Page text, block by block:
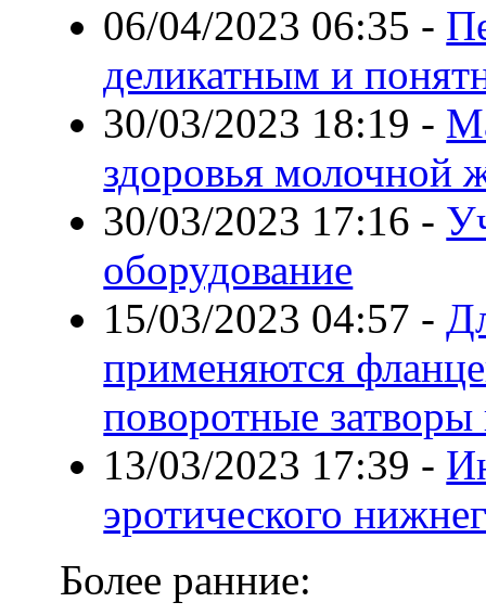
06/04/2023 06:35 -
деликатным и
30/03/2023 18:19 -
здоровья молочной
30/03/2023 17:16 -
оборудование
15/03/2023 04:57 -
применяются
поворотные
13/03/2023 17:39 -
эротического
Более ранние: